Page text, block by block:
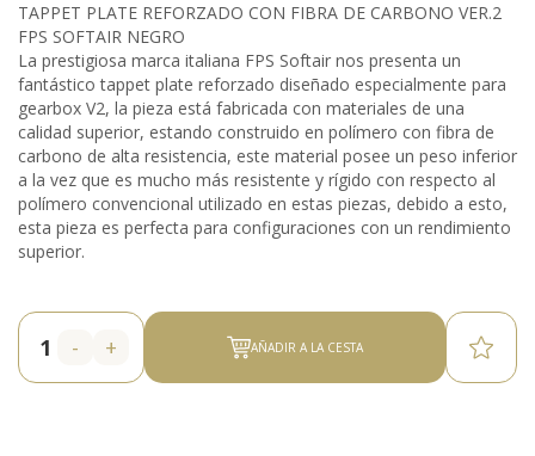
TAPPET PLATE REFORZADO CON FIBRA DE CARBONO VER.2
FPS SOFTAIR NEGRO
La prestigiosa marca italiana FPS Softair nos presenta un
fantástico tappet plate reforzado diseñado especialmente para
gearbox V2, la pieza está fabricada con materiales de una
calidad superior, estando construido en polímero con fibra de
carbono de alta resistencia, este material posee un peso inferior
a la vez que es mucho más resistente y rígido con respecto al
polímero convencional utilizado en estas piezas, debido a esto,
esta pieza es perfecta para configuraciones con un rendimiento
superior.
- + AÑADIR A LA CESTA